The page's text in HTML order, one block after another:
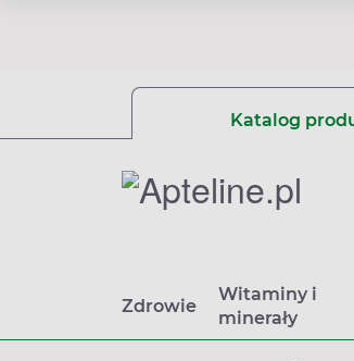
Katalog
Zdrowie
Witaminy i
minerały